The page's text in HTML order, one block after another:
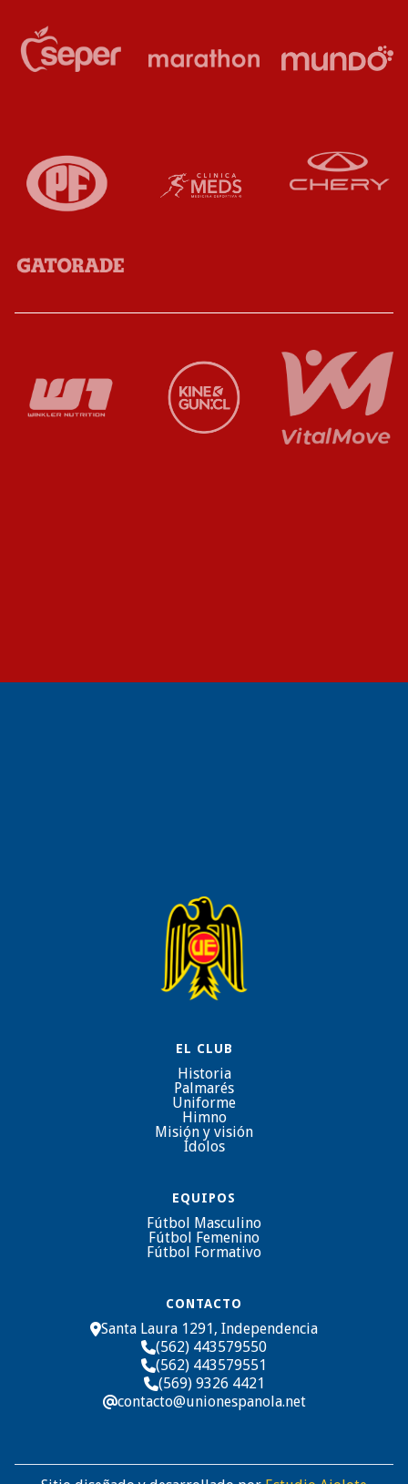
EL CLUB
Historia
Palmarés
Uniforme
Himno
Misión y visión
Ídolos
EQUIPOS
Fútbol Masculino
Fútbol Femenino
Fútbol Formativo
CONTACTO
Santa Laura 1291, Independencia
(562) 443579550
(562) 443579551
(569) 9326 4421
@contacto@unionespanola.net